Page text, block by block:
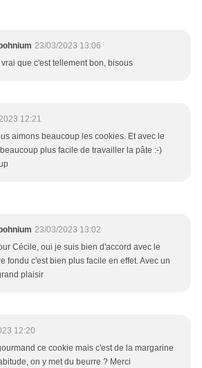
23/03/2023 13:06
vrai que c'est tellement bon, bisous
12:21
aimons beaucoup les cookies. Et avec le
plus facile de travailler la pâte :-)
23/03/2023 13:02
Cécile, oui je suis bien d'accord avec le
fondu c'est bien plus facile en effet. Avec un
plaisir
12:20
ce cookie mais c'est de la margarine
on y met du beurre ? Merci